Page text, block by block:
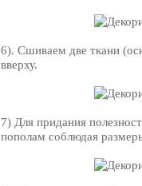
6). Сшиваем две ткани
вверху.
7) Для придания
пополам соблюдая